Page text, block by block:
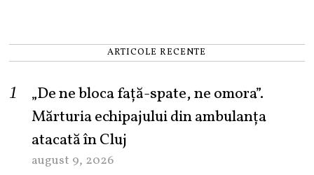
ARTICOLE RECENTE
„De ne bloca față-spate, ne omora”.
Mărturia echipajului din ambulanța
atacată în Cluj
august 9, 2026